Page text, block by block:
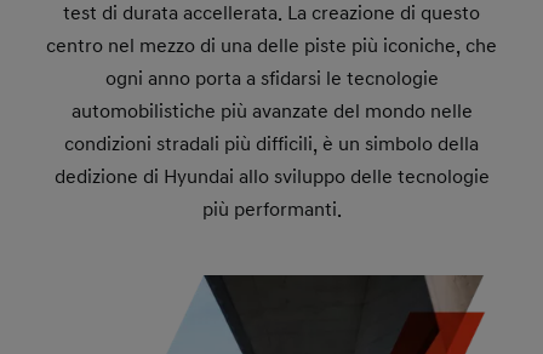
test di durata accellerata. La creazione di questo
centro nel mezzo di una delle piste più iconiche, che
ogni anno porta a sfidarsi le tecnologie
automobilistiche più avanzate del mondo nelle
condizioni stradali più difficili, è un simbolo della
dedizione di Hyundai allo sviluppo delle tecnologie
più performanti.